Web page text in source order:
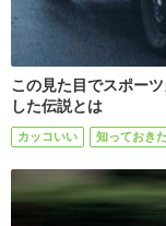
この見た目でスポー
した伝説とは
カッコいい 知っておき